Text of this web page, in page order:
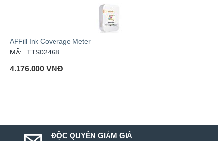
APFill Ink Coverage Meter
MÃ:
TTS02468
4.176.000 VNĐ
ĐỘC QUYỀN GIẢM GIÁ